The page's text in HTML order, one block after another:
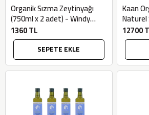
Organik Sızma Zeytinyağı
(750ml x 2 adet) - Windy
Valley
1360 TL
SEPETE EKLE
Kaan
Naturel
adet x
12700